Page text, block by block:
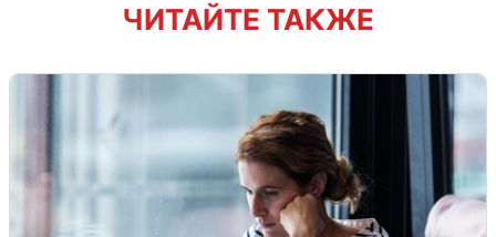
ЧИТАЙТЕ ТАКЖЕ